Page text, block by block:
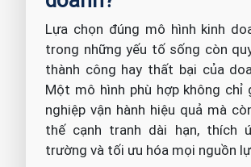
Lựa chọn đúng mô hình kinh
trong những yếu tố sống còn
thành công hay thất bại của
Một mô hình phù hợp không chỉ
nghiệp vận hành hiệu quả mà
thế cạnh tranh dài hạn, thích
trường và tối ưu hóa mọi nguồn